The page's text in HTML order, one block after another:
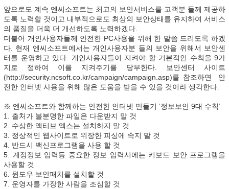
앞으로도 계속 엔씨소프트는 최고의 보안서비스를 고객분 들께 제공하
도록 노력할 것이고 내부적으로도 최상의 보안상태를 유지하여 서비스
의 품질을 더욱 더 개선하도록 노력하겠다.
더불어 개인사용자들께 안전한 PC사용을 위해 한 말씀 드리도록 하겠
다. 현재 엔씨소프트에서는 개인사용자분 들의 보안을 위해서 보안센
터를 운영하고 있다. 개인사용자들이 지켜야 할 기본적인 수칙을 9가
지로 정하여 이를 지켜주기를 당부한다. 보안센터 사이트
(http://security.ncsoft.co.kr/campaign/campaign.asp)를 참조하면 안
전한 인터넷 사용을 위해 많은 도움을 받을 수 있을 것이라 생각한다.
※ 엔씨소프트와 함께하는 안전한 인터넷 만들기 ‘정보보안 9대 수칙’
1. 출처가 불분명한 파일은 다운받지 말 것
2. 수상한 액티브 엑스는 설치하지 말 것
3. 정상적인 웹사이트로 위장한 피싱에 속지 말 것
4. 반드시 백신프로그램을 사용 할 것
5. 계정정보 입력등 중요한 정보 입력시에는 키보드 보안 프로그램을
사용할 것
6. 윈도우 보안패치를 설치할 것
7. 운영자를 가장한 사람을 조심할 것